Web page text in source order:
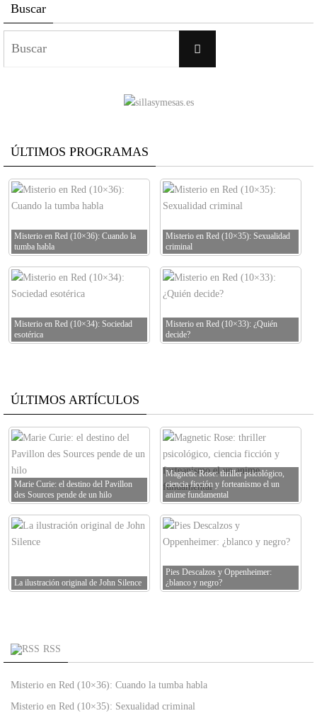
Buscar
Buscar
ÚLTIMOS PROGRAMAS
Misterio en Red (10×36): Cuando la
tumba habla
Misterio en Red (10×35): Sexualidad
criminal
Misterio en Red (10×34): Sociedad
esotérica
Misterio en Red (10×33): ¿Quién
decide?
ÚLTIMOS ARTÍCULOS
Marie Curie: el destino del Pavillon
des Sources pende de un hilo
Magnetic Rose: thriller psicológico,
ciencia ficción y forteanismo el un
anime fundamental
La ilustración original de John Silence
Pies Descalzos y Oppenheimer:
¿blanco y negro?
RSS
Misterio en Red (10×36): Cuando la tumba habla
Misterio en Red (10×35): Sexualidad criminal